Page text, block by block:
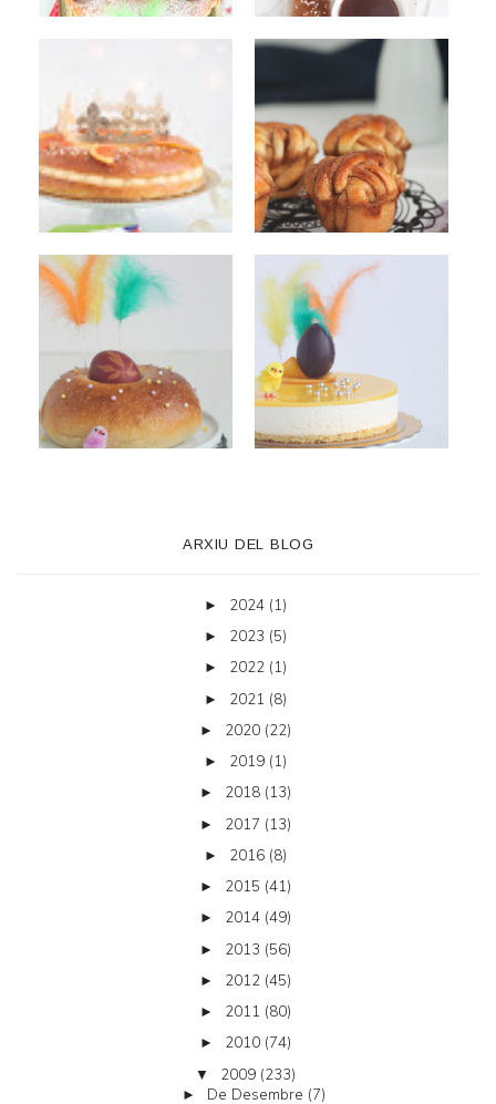
ARXIU DEL BLOG
► 2024 (1)
► 2023 (5)
► 2022 (1)
► 2021 (8)
► 2020 (22)
► 2019 (1)
► 2018 (13)
► 2017 (13)
► 2016 (8)
► 2015 (41)
► 2014 (49)
► 2013 (56)
► 2012 (45)
► 2011 (80)
► 2010 (74)
▼ 2009 (233)
► De Desembre (7)